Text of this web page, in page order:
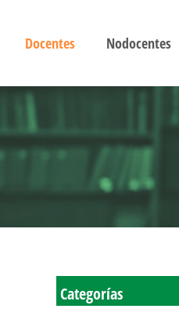
Docentes Nodocentes
Categorías